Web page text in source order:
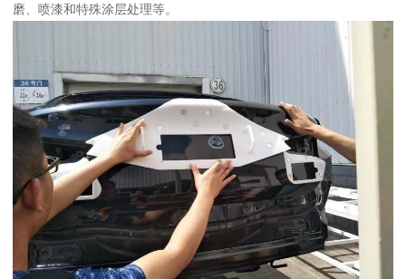
磨、喷漆和特殊涂层处理等。